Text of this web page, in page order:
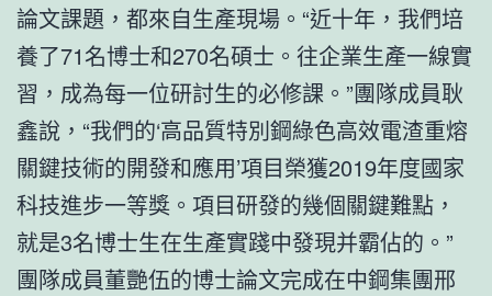
論文課題，都來自生產現場。“近十年，我們培
養了71名博士和270名碩士。往企業生產一線實
習，成為每一位研討生的必修課。”團隊成員耿
鑫說，“我們的‘高品質特別鋼綠色高效電渣重熔
關鍵技術的開發和應用’項目榮獲2019年度國家
科技進步一等獎。項目研發的幾個關鍵難點，
就是3名博士生在生產實踐中發現并霸佔的。”
團隊成員董艷伍的博士論文完成在中鋼集團邢